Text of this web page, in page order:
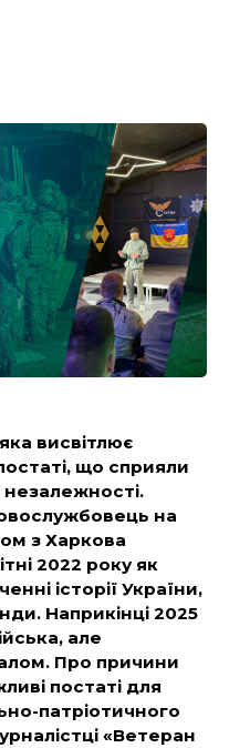
яка висвітлює
що сприяли
на
з Харкова
2022 року як
історії України,
Наприкінці 2025
але
Про причини
постаті для
патріотичного
«Ветеран